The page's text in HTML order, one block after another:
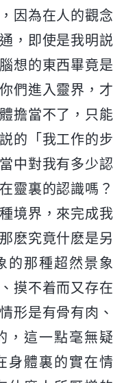
因為在人的觀念
，即使是我明説
想的東西畢竟是
們進入靈界，才
擔當不了，只能
的「我工作的步
中對我有多少認
靈裏的認識嗎？
境界，來完成我
麽究竟什麽是另
的那種超然景象
摸不着而又存在
形是有骨有肉、
，這一點毫無疑
身體裏的實在情